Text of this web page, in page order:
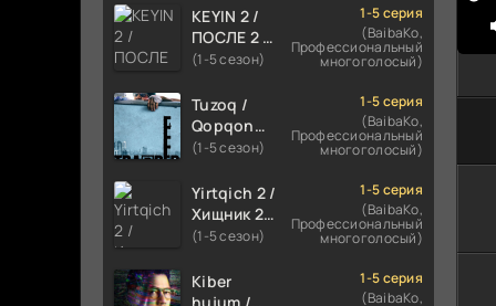
FILM
UZBEK
TILIDA
TARJIMA
FILM HD
KEYIN 2 /
ПОСЛЕ 2 /
AFTER 2
FILM
UZBEK
TILIDA
TARJIMA
FILM HD
(1-5 сезон)
1-5 серия
(BaibaKo,
Профессиональный
многоголосый)
Tuzoq /
Qopqon
Hind
2016 Uzbek
tilida
tarjima film
(1-5 сезон)
1-5 серия
(BaibaKo,
Профессиональный
многоголосый)
Yirtqich 2 /
Хищник 2
Xishnik
tilida 2018-
2024
(1-5 сезон)
1-5 серия
(BaibaKo,
Профессиональный
многоголосый)
Kiber
1-5 серия
(BaibaKo,